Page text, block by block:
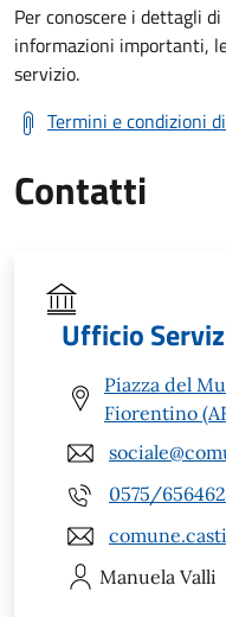
Per conoscere i dettagli
informazioni importanti,
servizio.
Termini e condizioni
Contatti
Ufficio
Piazza del
Fiorentino
0575/656462
Manuela Valli